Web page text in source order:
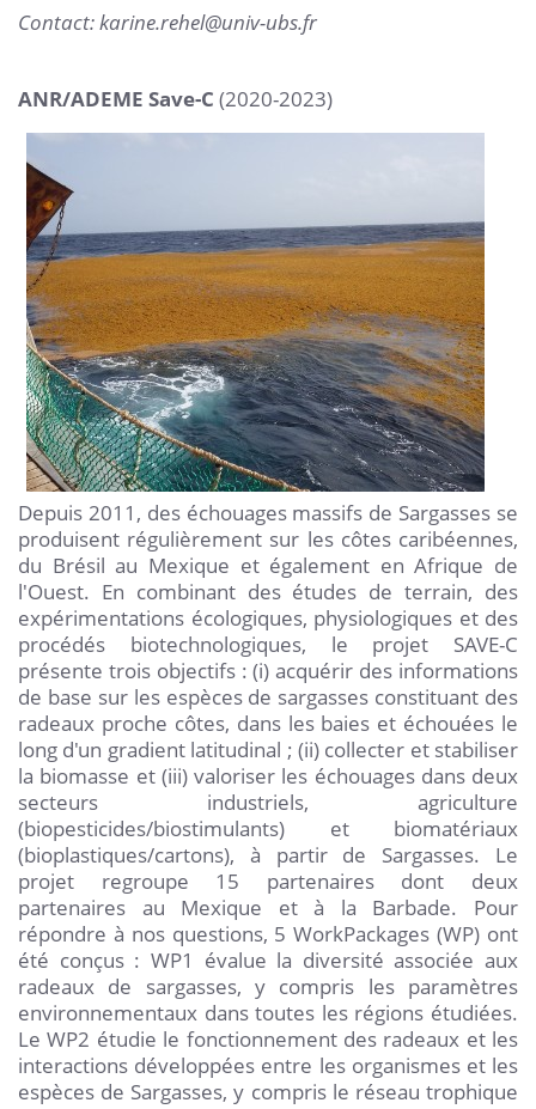
Contact: karine.rehel@univ-ubs.fr
ANR/ADEME Save-C (2020-2023)
Depuis 2011, des échouages massifs de Sargasses se
produisent régulièrement sur les côtes caribéennes,
du Brésil au Mexique et également en Afrique de
l'Ouest. En combinant des études de terrain, des
expérimentations écologiques, physiologiques et des
procédés biotechnologiques, le projet SAVE-C
présente trois objectifs : (i) acquérir des informations
de base sur les espèces de sargasses constituant des
radeaux proche côtes, dans les baies et échouées le
long d'un gradient latitudinal ; (ii) collecter et stabiliser
la biomasse et (iii) valoriser les échouages dans deux
secteurs industriels, agriculture
(biopesticides/biostimulants) et biomatériaux
(bioplastiques/cartons), à partir de Sargasses. Le
projet regroupe 15 partenaires dont deux
partenaires au Mexique et à la Barbade. Pour
répondre à nos questions, 5 WorkPackages (WP) ont
été conçus : WP1 évalue la diversité associée aux
radeaux de sargasses, y compris les paramètres
environnementaux dans toutes les régions étudiées.
Le WP2 étudie le fonctionnement des radeaux et les
interactions développées entre les organismes et les
espèces de Sargasses, y compris le réseau trophique